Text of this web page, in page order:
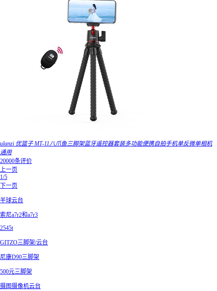
ulanzi 优篮子 MT-11八爪鱼三脚架蓝牙遥控器套装多功能便携自拍手机单反微单相机
通用
20000条评价
上一页
1/5
下一页
半球云台
索尼a7r2和a7r3
2545t
GITZO三脚架/云台
尼康D90三脚架
500元三脚架
摄图摄像机云台